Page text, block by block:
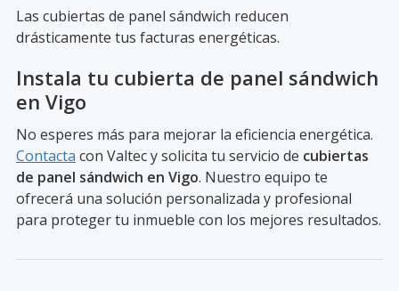
Las cubiertas de panel sándwich reducen
drásticamente tus facturas energéticas.
Instala tu cubierta de panel sándwich
en Vigo
No esperes más para mejorar la eficiencia energética.
Contacta con Valtec y solicita tu servicio de cubiertas
de panel sándwich en Vigo. Nuestro equipo te
ofrecerá una solución personalizada y profesional
para proteger tu inmueble con los mejores resultados.